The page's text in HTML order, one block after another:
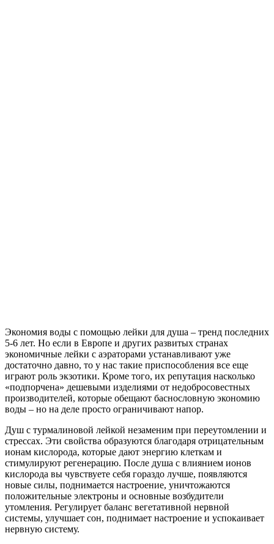
Экономия воды с помощью лейки для душа – тренд последних
5-6 лет. Но если в Европе и других развитых странах
экономичные лейки с аэраторами устанавливают уже
достаточно давно, то у нас такие приспособления все еще
играют роль экзотики. Кроме того, их репутация насколько
«подпорчена» дешевыми изделиями от недобросовестных
производителей, которые обещают баснословную экономию
воды – но на деле просто ограничивают напор.
Душ с турмалиновой лейкой незаменим при переутомлении и
стрессах. Эти свойства образуются благодаря отрицательным
ионам кислорода, которые дают энергию клеткам и
стимулируют регенерацию. После душа с влиянием ионов
кислорода вы чувствуете себя гораздо лучше, появляются
новые силы, поднимается настроение, уничтожаются
положительные электроны и основные возбудители
утомления. Регулирует баланс вегетативной нервной
системы, улучшает сон, поднимает настроение и успокаивает
нервную систему.